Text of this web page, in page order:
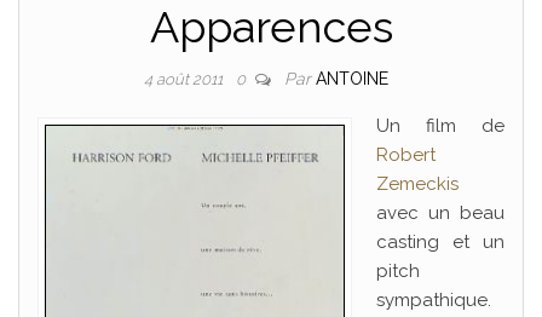
Apparences
4 août 2011 0 ParANTOINE
Un film de
Robert
Zemeckis
avec un beau
casting et un
pitch
sympathique.